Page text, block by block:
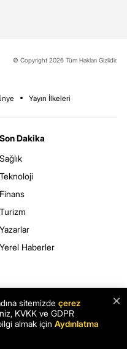
© Copyright 2026 Tüm Hakları Gizlidir.
Yayın İlkeleri
Son Dakika
Sağlık
Teknoloji
Finans
Turizm
Yazarlar
Yerel Haberler
Kullanım Şartları
×
sitemizde çerez
KVKK ve GDPR
almak için Aydınlatma